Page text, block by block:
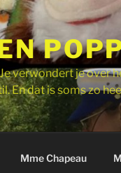
verwondert je over
En dat is soms zo
Mme Chapeau